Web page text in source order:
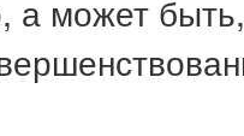
а может